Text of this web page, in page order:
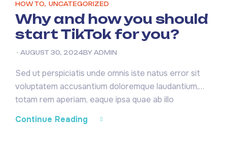
HOW TO, UNCATEGORIZED
Why and how you should
start TikTok for you?
AUGUST 30, 2024BY ADMIN
Sed ut perspiciatis unde omnis iste natus error sit
voluptatem accusantium doloremque laudantium,
totam rem aperiam, eaque ipsa quae ab illo
inventore veritatis et quasi architecto beatae vitae
dicta sunt explicabo. Nemo enim ipsam voluptatem
Continue Reading